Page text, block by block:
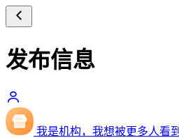
发布信息
我是机构，我想被更多人看